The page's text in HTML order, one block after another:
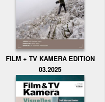
FILM + TV KAMERA EDITION
03.2025